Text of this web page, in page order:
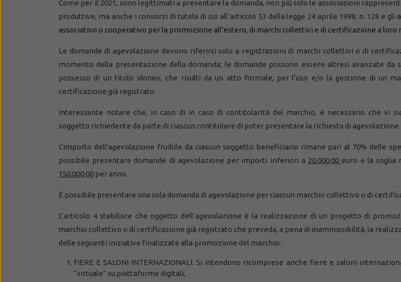
Come per il 2021, sono legittimati a presentare la domanda, non più solo le associazioni
produttive, ma anche i consorzi di tutela di cui all’articolo 53 della legge 24 aprile 1998, n. 128 e gli
associativo o cooperativo per la promozione all'estero, di marchi collettivi e di certificazione a loro
Le domande di agevolazione devono riferirsi solo a registrazioni di marchi collettivi o di
momento della presentazione della domanda; le domande possono essere altresì avanzate da
possesso di un titolo idoneo, che risulti da un atto formale, per l’uso e/o la gestione di un
certificazione già registrato.
Interessante notare che, in caso di in caso di contitolarità del marchio, è necessario che vi sia
soggetto richiedente da parte di ciascun contitolare di poter presentare la richiesta di agevolazione
L'importo dell'agevolazione fruibile da ciascun soggetto beneficiario rimane pari al 70% delle
possibile presentare domande di agevolazione per importi inferiori a 20.000,00 euro e la soglia
150.000,00 per anno.
È possibile presentare una sola domanda di agevolazione per ciascun marchio collettivo o di
L’articolo 4 stabilisce che oggetto dell’agevolazione è la realizzazione di un progetto di
marchio collettivo o di certificazione già registrato che preveda, a pena di inammissibilità, la
delle seguenti iniziative finalizzate alla promozione del marchio:
FIERE E SALONI INTERNAZIONALI. Si intendono ricomprese anche fiere e saloni
“virtuale” su piattaforme digitali;